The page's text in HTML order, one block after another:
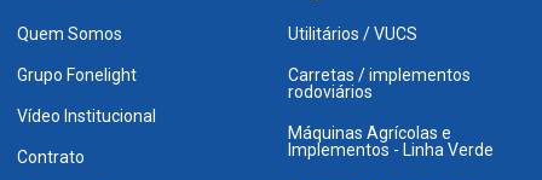
Quem Somos
Grupo Fonelight
Vídeo Institucional
Contrato
Utilitários / VUCS
Carretas / implementos
rodoviários
Máquinas Agrícolas e
Implementos - Linha Verde